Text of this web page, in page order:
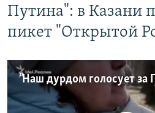
Путина": в Казани
пикет "Открытой